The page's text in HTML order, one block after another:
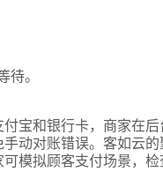
。
宝和银行卡，商家在后
动对账错误。客如云
模拟顾客支付场景，检